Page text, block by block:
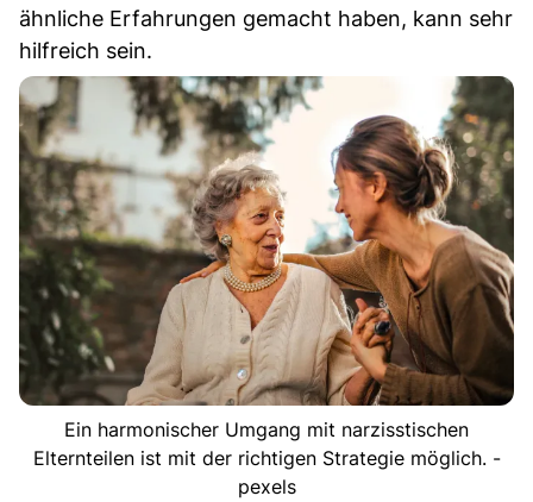
ähnliche Erfahrungen gemacht haben, kann sehr
hilfreich sein.
Ein harmonischer Umgang mit narzisstischen
Elternteilen ist mit der richtigen Strategie möglich. -
pexels